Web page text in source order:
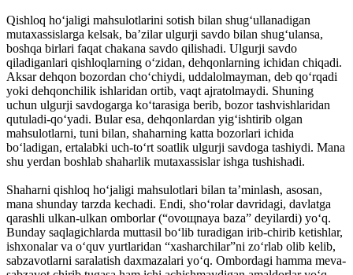
Qishloq ho‘jaligi mahsulotlarini sotish bilan shug‘ullanadigan
mutaxassislarga kelsak, ba’zilar ulgurji savdo bilan shug‘ulansa,
boshqa birlari faqat chakana savdo qilishadi. Ulgurji savdo
qiladiganlari qishloqlarning o‘zidan, dehqonlarning ichidan chiqadi.
Aksar dehqon bozordan cho‘chiydi, uddalolmayman, deb qo‘rqadi
yoki dehqonchilik ishlaridan ortib, vaqt ajratolmaydi. Shuning
uchun ulgurji savdogarga ko‘tarasiga berib, bozor tashvishlaridan
qutuladi-qo‘yadi. Bular esa, dehqonlardan yig‘ishtirib olgan
mahsulotlarni, tuni bilan, shaharning katta bozorlari ichida
bo‘ladigan, ertalabki uch-to‘rt soatlik ulgurji savdoga tashiydi. Mana
shu yerdan boshlab shaharlik mutaxassislar ishga tushishadi.
Shaharni qishloq ho‘jaligi mahsulotlari bilan ta’minlash, asosan,
mana shunday tarzda kechadi. Endi, sho‘rolar davridagi, davlatga
qarashli ulkan-ulkan omborlar (“ovoщnaya baza” deyilardi) yo‘q.
Bunday saqlagichlarda muttasil bo‘lib turadigan irib-chirib ketishlar,
ishxonalar va o‘quv yurtlaridan “xasharchilar”ni zo‘rlab olib kelib,
sabzavotlarni saralatish daxmazalari yo‘q. Ombordagi hamma meva-